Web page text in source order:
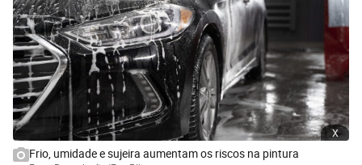
x
Frio, umidade e sujeira aumentam os riscos na pintura